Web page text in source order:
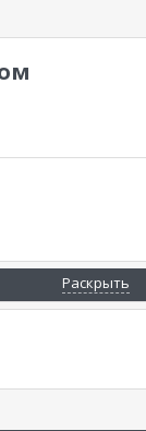
Раскрыть